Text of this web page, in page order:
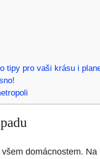
tipy pro vaši krásu i
domácnostem. Na